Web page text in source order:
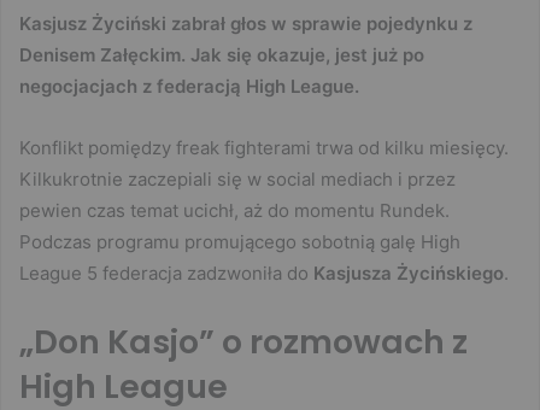
Kasjusz Życiński zabrał głos w sprawie pojedynku z
Denisem Załęckim. Jak się okazuje, jest już po
negocjacjach z federacją High League.
Konflikt pomiędzy freak fighterami trwa od kilku miesięcy.
Kilkukrotnie zaczepiali się w social mediach i przez
pewien czas temat ucichł, aż do momentu Rundek.
Podczas programu promującego sobotnią galę High
League 5 federacja zadzwoniła do Kasjusza Życińskiego.
„Don Kasjo” o rozmowach z
High League